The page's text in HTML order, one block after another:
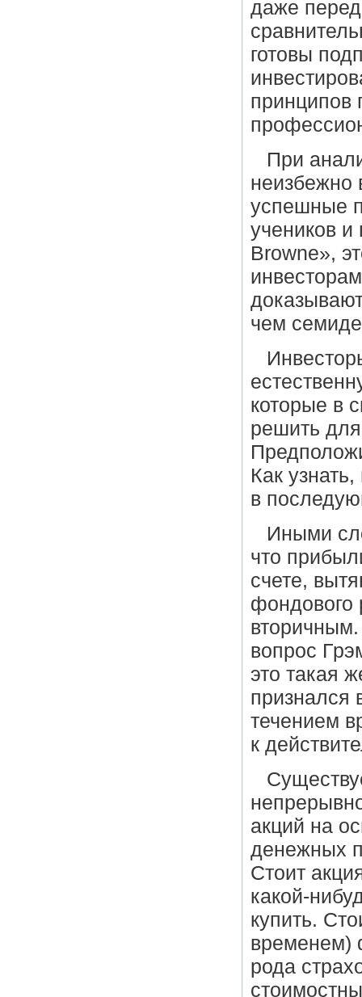
даже
готовы
принципов
При
неизбежно
успешные
учеников
Browne»,
чем
которые в
решить
Как
в
Иными
что
счете,
фондового
вопрос
это такая
признался
течением
к
акций на
денежных
Стоит
какой-
купить.
временем)
рода